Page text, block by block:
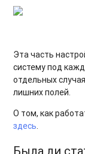
Эта часть
систему под
отдельных
лишних полей.
О том, как
здесь.
Была ли